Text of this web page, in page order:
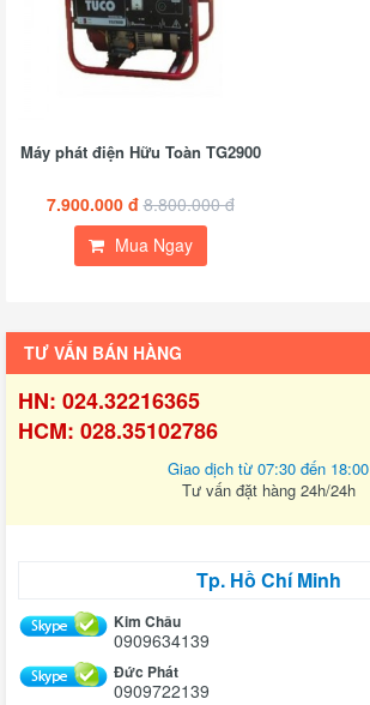
Máy phát điện Hữu Toàn TG2900
7.900.000 đ 8.800.000 đ
Mua Ngay
TƯ VẤN BÁN HÀNG
HN: 024.32216365
HCM: 028.35102786
Giao dịch từ 07:30 đến 18:00
Tư vấn đặt hàng 24h/24h
Tp. Hồ Chí Minh
Kim Châu
0909634139
Đức Phát
0909722139